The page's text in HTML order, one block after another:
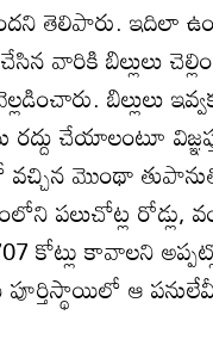
తెలిపారు. ఇదిలా
వారికి బిల్లులు
బిల్లులు
చేయాలంటూ
వచ్చిన మొంథా
పలుచోట్ల రోడ్లు,
కోట్లు కావాలని
ఆ